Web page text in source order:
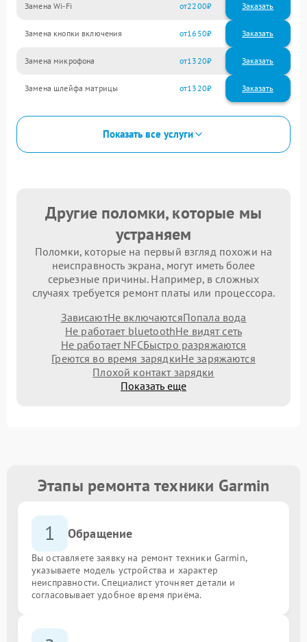
Замена Wi-Fi 2200
Замена кнопки включения 1650
Замена микрофона 1320
Замена шлейфа матрицы 1320
Показать все услуги
Другие поломки, которые мы
устраняем
Поломки, которые на первый взгляд похожи на
неисправность экрана, могут иметь более
серьезные причины. Например, в сложных
случаях требуется ремонт платы или процессора.
ЗависаютНе включаютсяПопала вода
Не работает bluetoothНе видят сеть
Не работает NFCБыстро разряжаются
Греются во время зарядкиНе заряжаются
Плохой контакт зарядки
Показать еще
Этапы ремонта техники Garmin
1 Обращение
Вы оставляете заявку на ремонт техники Garmin,
указываете модель устройства и характер
неисправности. Специалист уточняет детали и
согласовывает удобное время приёма.